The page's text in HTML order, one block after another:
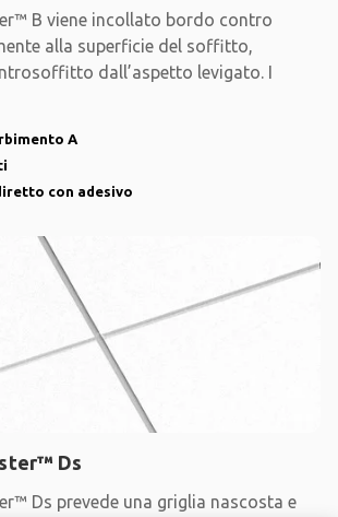
B viene incollato bordo contro
alla superficie del soffitto,
dall’aspetto levigato. I
A
con adesivo
Ds
Ds prevede una griglia nascosta e